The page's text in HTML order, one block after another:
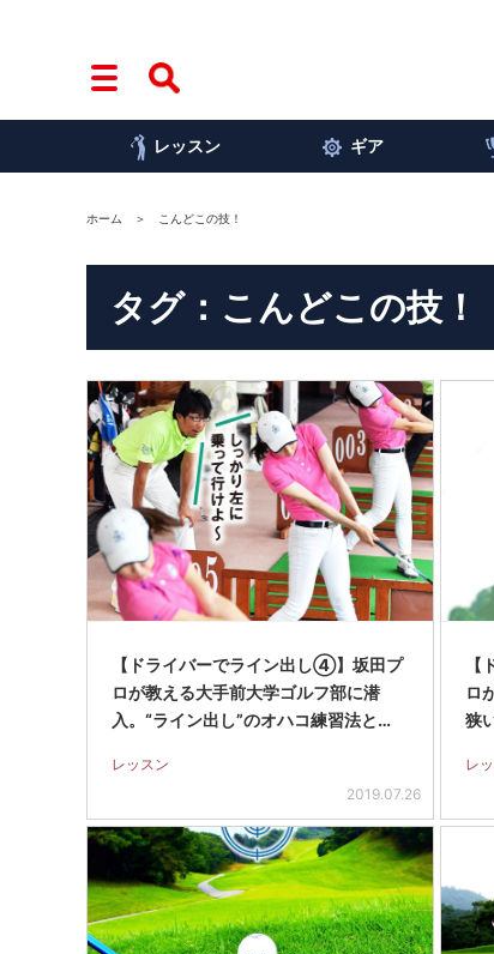
レッスン ギア
ホーム こんどこの技！
タグ：こんどこの技！
【ドライバーでライン出し④】坂田プ
ロが教える大手前大学ゴルフ部に潜
入。“ライン出し”のオハコ練習法と…
レッスン
2019.07.26
ロ
狭
レ